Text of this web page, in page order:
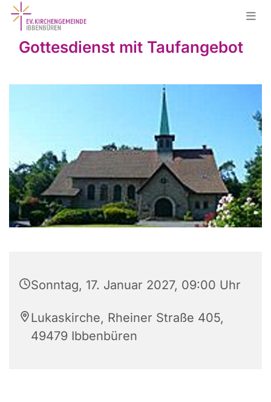
Gottesdienst mit Taufangebot
Sonntag, 17. Januar 2027, 09:00 Uhr
Lukaskirche, Rheiner Straße 405,
49479 Ibbenbüren